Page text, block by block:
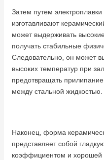
Затем путем электроплавки
изготавливают
может выдерживать
получать стабильные
Следовательно, он может
высоких температур при
предотвращать
между стальной жидкостью.
Наконец, форма
представляет собой
коэффициентом и хорошей